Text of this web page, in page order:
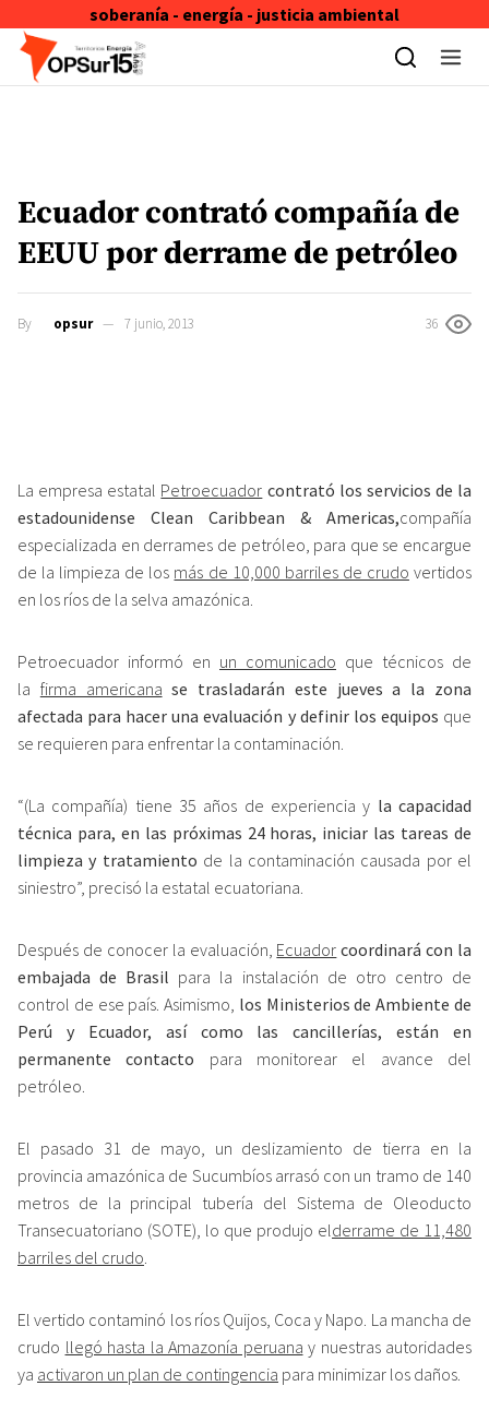
soberanía - energía - justicia ambiental
Skip to content
Ecuador contrató compañía de
EEUU por derrame de petróleo
By opsur 7 junio, 2013 36
La empresa estatal Petroecuador contrató los servicios de la
estadounidense Clean Caribbean & Americas,compañía
especializada en derrames de petróleo, para que se encargue
de la limpieza de los más de 10,000 barriles de crudo vertidos
en los ríos de la selva amazónica.
Petroecuador informó en un comunicado que técnicos de
la firma americana se trasladarán este jueves a la zona
afectada para hacer una evaluación y definir los equipos que
se requieren para enfrentar la contaminación.
“(La compañía) tiene 35 años de experiencia y la capacidad
técnica para, en las próximas 24 horas, iniciar las tareas de
limpieza y tratamiento de la contaminación causada por el
siniestro”, precisó la estatal ecuatoriana.
Después de conocer la evaluación, Ecuador coordinará con la
embajada de Brasil para la instalación de otro centro de
control de ese país. Asimismo, los Ministerios de Ambiente de
Perú y Ecuador, así como las cancillerías, están en
permanente contacto para monitorear el avance del
petróleo.
El pasado 31 de mayo, un deslizamiento de tierra en la
provincia amazónica de Sucumbíos arrasó con un tramo de 140
metros de la principal tubería del Sistema de Oleoducto
Transecuatoriano (SOTE), lo que produjo elderrame de 11,480
barriles del crudo
El vertido contaminó los ríos Quijos, Coca y Napo. La mancha de
crudo llegó hasta la Amazonía peruana y nuestras autoridades
ya activaron un plan de contingencia para minimizar los daños.